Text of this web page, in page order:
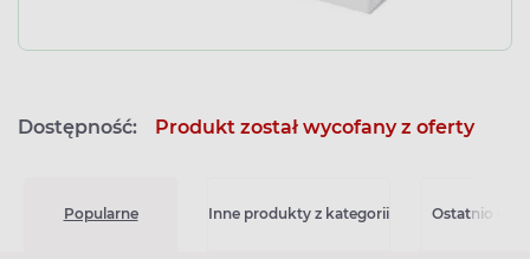
Dostępność: Produkt został wycofany z oferty
Popularne Inne produkty z kategorii Ostatnio